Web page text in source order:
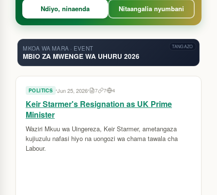
Ndiyo, ninaenda
Nitaangalia nyumbani
MKOA WA MARA · EVENT
MBIO ZA MWENGE WA UHURU 2026
TANGAZO
POLITICS Jun 25, 2026 7 7 4
Keir Starmer's Resignation as UK Prime
Minister
Waziri Mkuu wa Uingereza, Keir Starmer, ametangaza
kujiuzulu nafasi hiyo na uongozi wa chama tawala cha
Labour.